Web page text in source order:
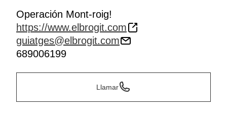
Operación Mont-roig!
https://www.elbrogit.com
guiatges@elbrogit.com
689006199
Llamar